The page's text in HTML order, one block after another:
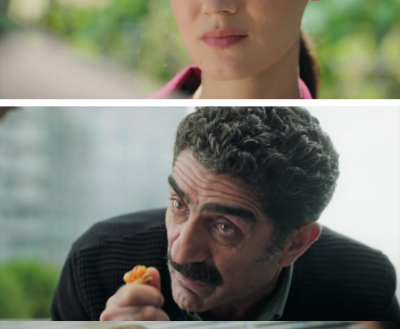
Yekta está dispuesto a ayudar a su amigo y
además no va a ser difícil.Kafer
solo tiene que
firmar unos papeles… ¿Qué estará dispuesto a
Aunque nadie lo esperaba,Metines ahora otro
de los sospechosos por la muerte de
Inci.
han encontrado en el coche de la
joven una foto en la que se ve al padre deÇinar
con la chica asesinada. ¿De qué se conocían?
Sin embargo, Metin ha declarado ante el fiscal
que él nunca había visto a Inci y que no se
conocían de nada. ¡Ha mentido! Pero… ¿Por qué?
¿Qué esconde?